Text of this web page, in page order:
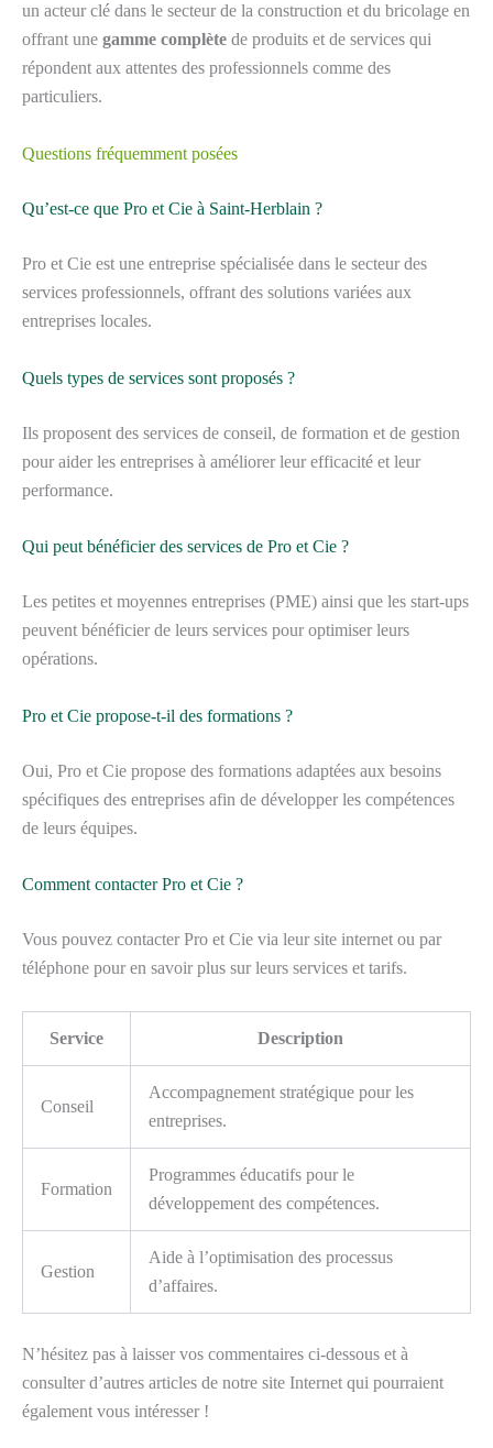
un acteur clé dans le secteur de la construction et du bricolage en
offrant une gamme complète de produits et de services qui
répondent aux attentes des professionnels comme des
particuliers.
Questions fréquemment posées
Qu’est-ce que Pro et Cie à Saint-Herblain ?
Pro et Cie est une entreprise spécialisée dans le secteur des
services professionnels, offrant des solutions variées aux
entreprises locales.
Quels types de services sont proposés ?
Ils proposent des services de conseil, de formation et de gestion
pour aider les entreprises à améliorer leur efficacité et leur
performance.
Qui peut bénéficier des services de Pro et Cie ?
Les petites et moyennes entreprises (PME) ainsi que les start-ups
peuvent bénéficier de leurs services pour optimiser leurs
opérations.
Pro et Cie propose-t-il des formations ?
Oui, Pro et Cie propose des formations adaptées aux besoins
spécifiques des entreprises afin de développer les compétences
de leurs équipes.
Comment contacter Pro et Cie ?
Vous pouvez contacter Pro et Cie via leur site internet ou par
téléphone pour en savoir plus sur leurs services et tarifs.
Service Description
Conseil
Accompagnement stratégique pour les
entreprises.
Formation
Programmes éducatifs pour le
développement des compétences.
Gestion
Aide à l’optimisation des processus
d’affaires.
N’hésitez pas à laisser vos commentaires ci-dessous et à
consulter d’autres articles de notre site Internet qui pourraient
également vous intéresser !